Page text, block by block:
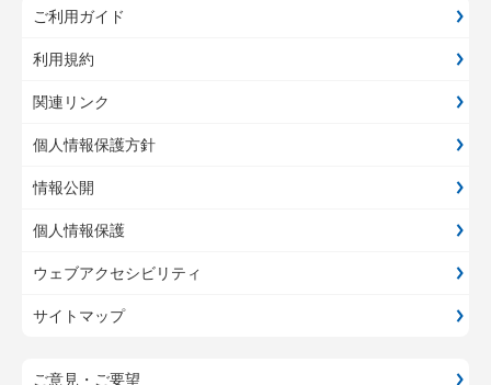
ご利用ガイド
利用規約
関連リンク
個人情報保護方針
情報公開
個人情報保護
ウェブアクセシビリティ
サイトマップ
ご意見・ご要望